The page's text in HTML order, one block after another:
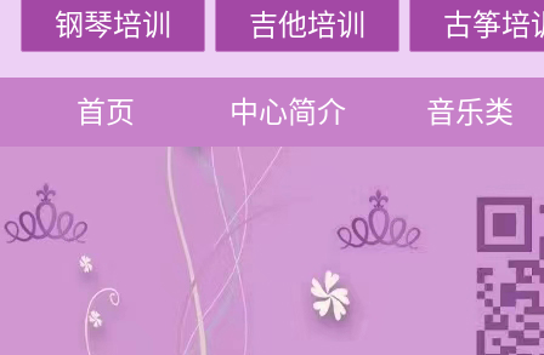
钢琴培训 吉他培训 古筝培
首页 中心简介 音乐类